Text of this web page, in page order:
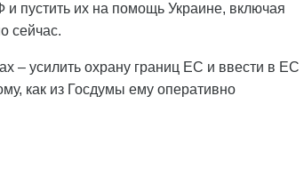
пустить их на помощь Украине, включая
сейчас.
– усилить охрану границ ЕС и ввести в ЕС
как из Госдумы ему оперативно